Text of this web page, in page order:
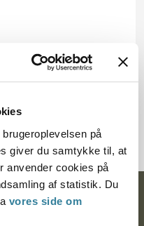
på
giver du samtykke til, at
anvender cookies på
af statistik. Du
vores side om